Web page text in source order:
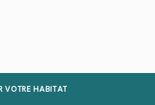
VOTRE HABITAT